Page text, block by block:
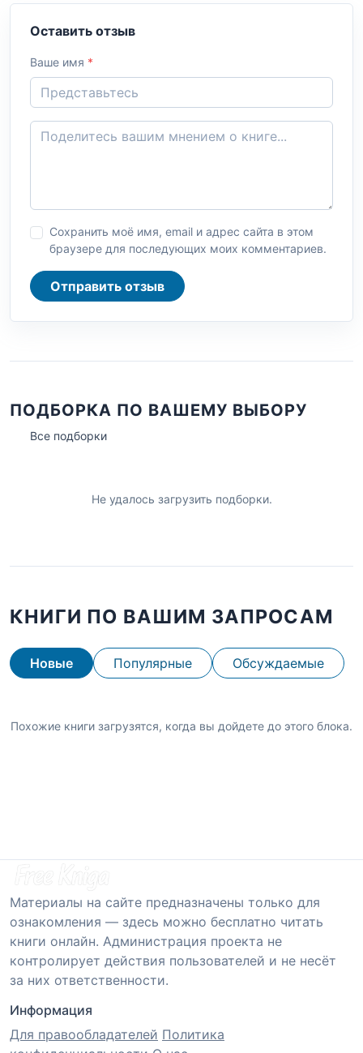
Оставить отзыв
Ваше имя *
Сохранить моё имя, email и адрес сайта в этом
браузере для последующих моих комментариев.
Отправить отзыв
ПОДБОРКА ПО ВАШЕМУ ВЫБОРУ
Все подборки
Не удалось загрузить подборки.
КНИГИ ПО ВАШИМ ЗАПРОСАМ
Новые Популярные Обсуждаемые
Похожие книги загрузятся, когда вы дойдете до этого блока.
Материалы на сайте предназначены только для
ознакомления — здесь можно бесплатно читать
книги онлайн. Администрация проекта не
контролирует действия пользователей и не несёт
за них ответственности.
Информация
Для правообладателей Политика